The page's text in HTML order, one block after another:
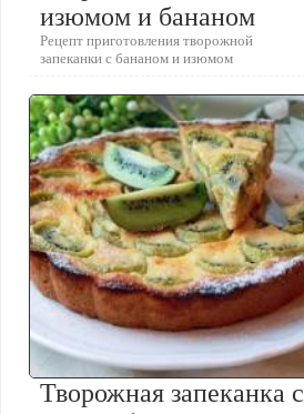
изюмом и бананом
Рецепт приготовления творожной
запеканки с бананом и изюмом
Творожная запеканка с